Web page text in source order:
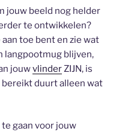
jouw beeld nog helder
te ontwikkelen?
aan toe bent en zie wat
langpootmug blijven,
jouwvlinderZIJN, is
bereikt duurt alleen wat
gaan voor jouw